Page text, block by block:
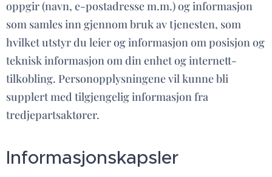
oppgir (navn, e-postadresse m.m.) og informasjon
som samles inn gjennom bruk av tjenesten, som
hvilket utstyr du leier og informasjon om posisjon og
teknisk informasjon om din enhet og internett-
tilkobling. Personopplysningene vil kunne bli
supplert med tilgjengelig informasjon fra
tredjepartsaktører.
Informasjonskapsler